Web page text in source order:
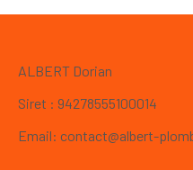
ALBERT Dorian
Siret : 94278555100014
Email: contact@albert-